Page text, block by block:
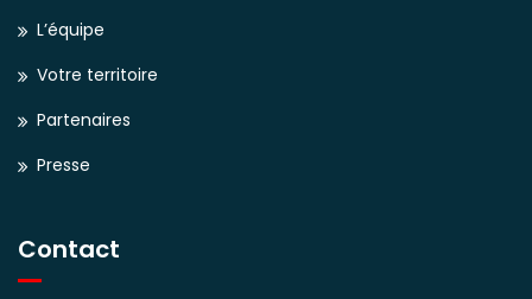
L’équipe
Votre territoire
Partenaires
Presse
Contact